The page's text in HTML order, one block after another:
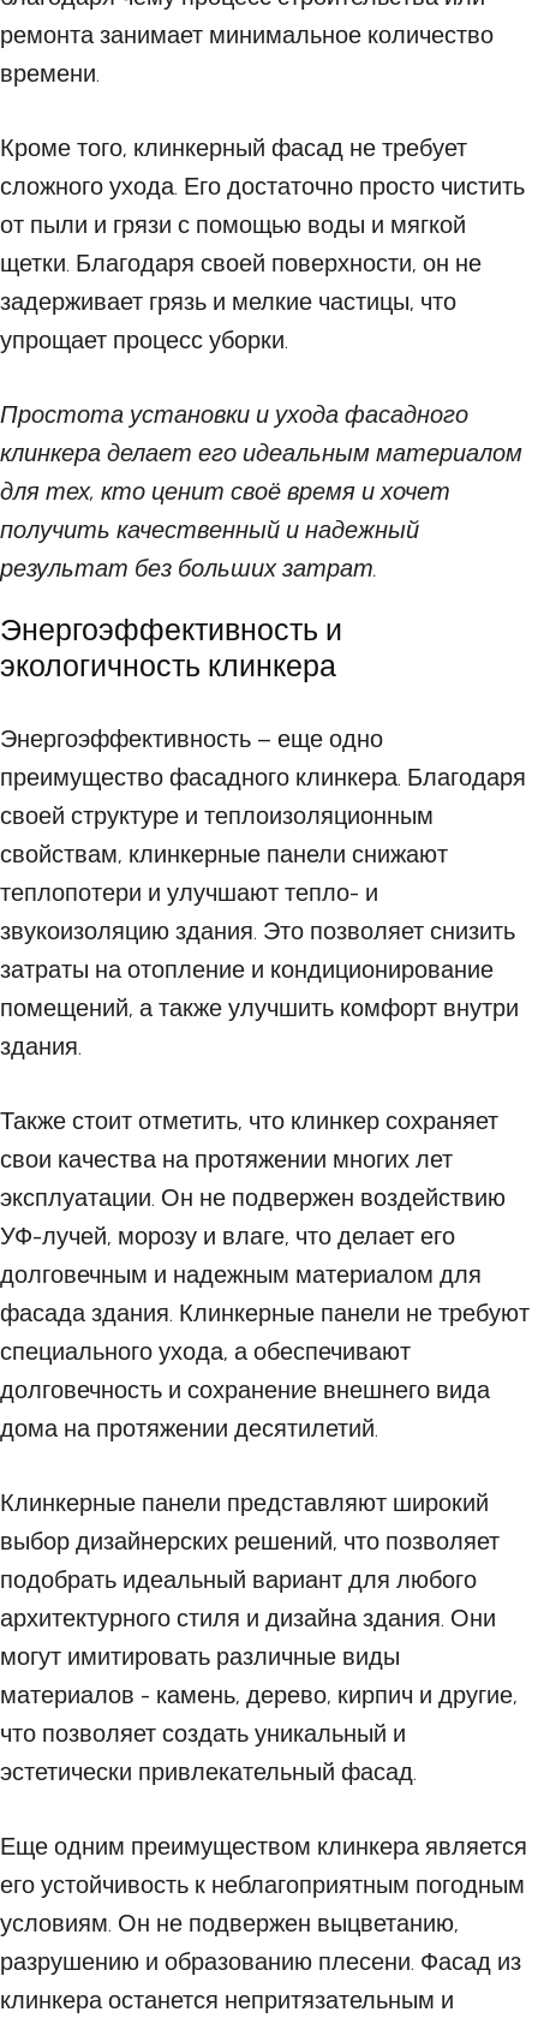
ремонта занимает минимальное количество
времени.
Кроме того, клинкерный фасад не требует
сложного ухода. Его достаточно просто чистить
от пыли и грязи с помощью воды и мягкой
щетки. Благодаря своей поверхности, он не
задерживает грязь и мелкие частицы, что
упрощает процесс уборки.
Простота установки и ухода фасадного
клинкера делает его идеальным материалом
для тех, кто ценит своё время и хочет
получить качественный и надежный
результат без больших затрат.
Энергоэффективность и
экологичность клинкера
Энергоэффективность – еще одно
преимущество фасадного клинкера. Благодаря
своей структуре и теплоизоляционным
свойствам, клинкерные панели снижают
теплопотери и улучшают тепло- и
звукоизоляцию здания. Это позволяет снизить
затраты на отопление и кондиционирование
помещений, а также улучшить комфорт внутри
здания.
Также стоит отметить, что клинкер сохраняет
свои качества на протяжении многих лет
эксплуатации. Он не подвержен воздействию
УФ-лучей, морозу и влаге, что делает его
долговечным и надежным материалом для
фасада здания. Клинкерные панели не требуют
специального ухода, а обеспечивают
долговечность и сохранение внешнего вида
дома на протяжении десятилетий.
Клинкерные панели представляют широкий
выбор дизайнерских решений, что позволяет
подобрать идеальный вариант для любого
архитектурного стиля и дизайна здания. Они
могут имитировать различные виды
материалов - камень, дерево, кирпич и другие,
что позволяет создать уникальный и
эстетически привлекательный фасад.
Еще одним преимуществом клинкера является
его устойчивость к неблагоприятным погодным
условиям. Он не подвержен выцветанию,
разрушению и образованию плесени. Фасад из
клинкера останется непритязательным и